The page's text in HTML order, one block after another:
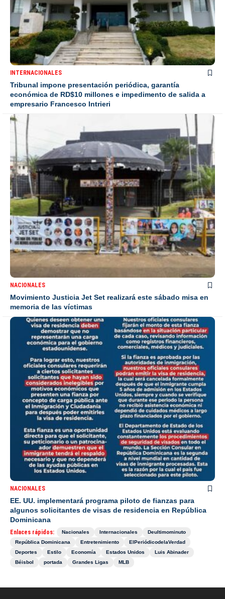
INTERNACIONALES
Tribunal impone presentación periódica, garantía
económica de RD$10 millones e impedimento de salida a
empresario Francesco Intrieri
NACIONALES
Movimiento Justicia Jet Set realizará este sábado misa en
memoria de las víctimas
NACIONALES
EE. UU. implementará programa piloto de fianzas para
algunos solicitantes de visas de residencia en República
Dominicana
Enlaces rápidos: Nacionales Internacionales
Deultimominuto
República Dominicana
Entretenimiento
ElPeriódicodelaVerdad
Deportes
Estilo Economía Estados Unidos
Luis Abinader
Béisbol
portada Grandes Ligas MLB